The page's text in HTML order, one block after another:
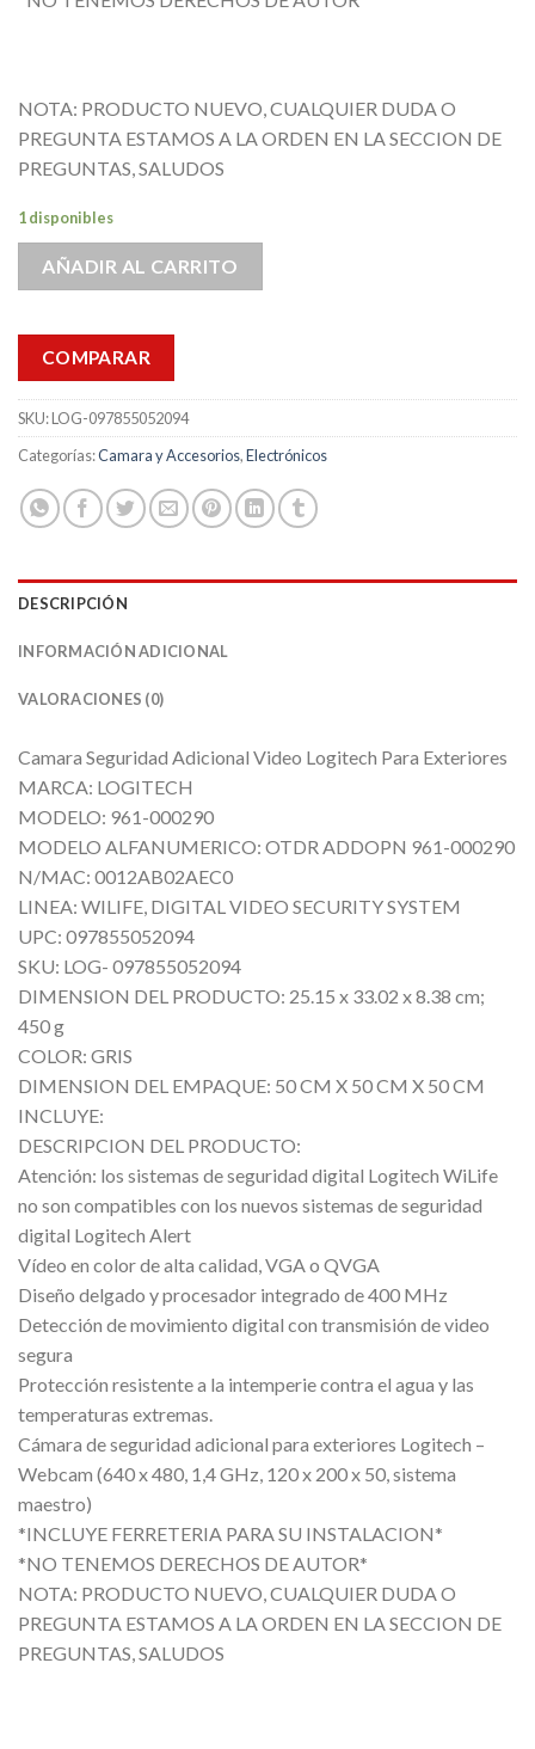
NOTA: PRODUCTO NUEVO, CUALQUIER DUDA O
PREGUNTA ESTAMOS A LA ORDEN EN LA SECCION DE
PREGUNTAS, SALUDOS
1 disponibles
AÑADIR AL CARRITO
COMPARAR
SKU:LOG-097855052094
Categorías:Camara y Accesorios,Electrónicos
DESCRIPCIÓN
INFORMACIÓN ADICIONAL
VALORACIONES (0)
Camara Seguridad Adicional Video Logitech Para Exteriores
MARCA: LOGITECH
MODELO: 961-000290
MODELO ALFANUMERICO: OTDR ADDOPN 961-000290
N/MAC: 0012AB02AEC0
LINEA: WILIFE, DIGITAL VIDEO SECURITY SYSTEM
UPC: 097855052094
SKU: LOG- 097855052094
DIMENSION DEL PRODUCTO: 25.15 x 33.02 x 8.38 cm;
450 g
COLOR: GRIS
DIMENSION DEL EMPAQUE: 50 CM X 50 CM X 50 CM
INCLUYE:
DESCRIPCION DEL PRODUCTO:
Atención: los sistemas de seguridad digital Logitech WiLife
no son compatibles con los nuevos sistemas de seguridad
digital Logitech Alert
Vídeo en color de alta calidad, VGA o QVGA
Diseño delgado y procesador integrado de 400 MHz
Detección de movimiento digital con transmisión de video
segura
Protección resistente a la intemperie contra el agua y las
temperaturas extremas.
Cámara de seguridad adicional para exteriores Logitech –
Webcam (640 x 480, 1,4 GHz, 120 x 200 x 50, sistema
maestro)
*INCLUYE FERRETERIA PARA SU INSTALACION*
*NO TENEMOS DERECHOS DE AUTOR*
NOTA: PRODUCTO NUEVO, CUALQUIER DUDA O
PREGUNTA ESTAMOS A LA ORDEN EN LA SECCION DE
PREGUNTAS, SALUDOS